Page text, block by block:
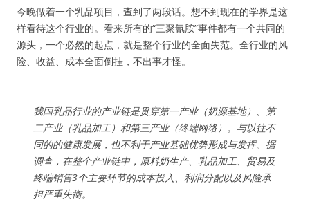
今晚做着一个乳品项目，查到了两段话。想不到现在的学界是这
样看待这个行业的。看来所有的“三聚氰胺”事件都有一个共同的
源头，一个必然的起点，就是整个行业的全面失范。全行业的风
险、收益、成本全面倒挂，不出事才怪。
我国乳品行业的产业链是贯穿第一产业（奶源基地）、第
二产业（乳品加工）和第三产业（终端网络）。与以往不
同的的健康发展，也不利于产业基础优势形成与发挥。据
调查，在整个产业链中，原料奶生产、乳品加工、贸易及
终端销售3个主要环节的成本投入、利润分配以及风险承
担严重失衡。